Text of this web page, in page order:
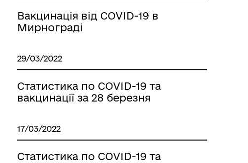
Вакцинація від COVID-19 в
Мирнограді
29/03/2022
Статистика по COVID-19 та
вакцинації за 28 березня
17/03/2022
Статистика по COVID-19 та